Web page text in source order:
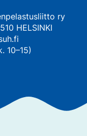
ry
HELSINKI
10–15)